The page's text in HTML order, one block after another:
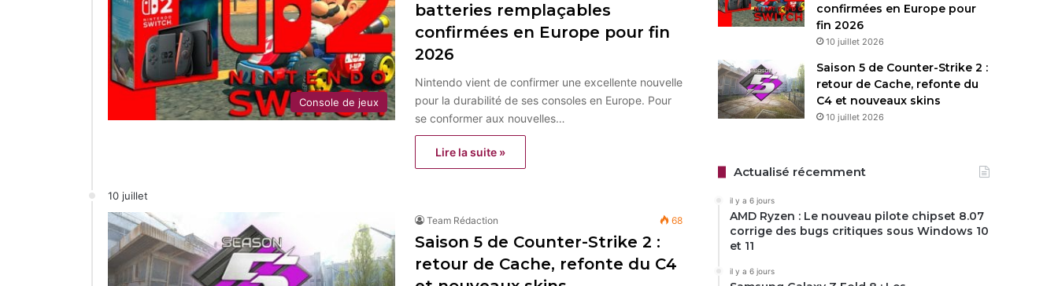
Console de jeux
batteries remplaçables
confirmées en Europe pour fin
2026
Nintendo vient de confirmer une excellente nouvelle
pour la durabilité de ses consoles en Europe. Pour
se conformer aux nouvelles…
Lire la suite »
10 juillet
Team Rédaction 68
Saison 5 de Counter-Strike 2 :
retour de Cache, refonte du C4
confirmées en Europe pour
fin 2026
10 juillet 2026
Saison 5 de Counter-Strike 2 :
retour de Cache, refonte du
C4 et nouveaux skins
10 juillet 2026
Actualisé récemment
il y a 6 jours
AMD Ryzen : Le nouveau pilote chipset 8.07
corrige des bugs critiques sous Windows 10
et 11
il y a 6 jours